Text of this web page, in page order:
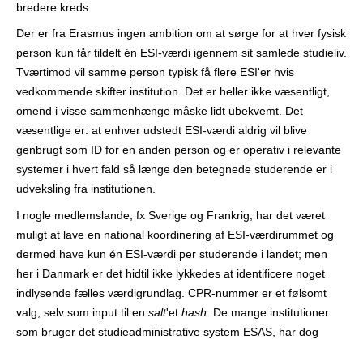
bredere kreds.
Der er fra Erasmus ingen ambition om at sørge for at hver fysisk
person kun får tildelt én ESI-værdi igennem sit samlede studieliv.
Tværtimod vil samme person typisk få flere ESI'er hvis
vedkommende skifter institution. Det er heller ikke væsentligt,
omend i visse sammenhænge måske lidt ubekvemt. Det
væsentlige er: at enhver udstedt ESI-værdi aldrig vil blive
genbrugt som ID for en anden person og er operativ i relevante
systemer i hvert fald så længe den betegnede studerende er i
udveksling fra institutionen.
I nogle medlemslande, fx Sverige og Frankrig, har det været
muligt at lave en national koordinering af ESI-værdirummet og
dermed have kun én ESI-værdi per studerende i landet; men
her i Danmark er det hidtil ikke lykkedes at identificere noget
indlysende fælles værdigrundlag. CPR-nummer er et følsomt
valg, selv som input til en salt'et hash . De mange institutioner
som bruger det studieadministrative system ESAS, har dog